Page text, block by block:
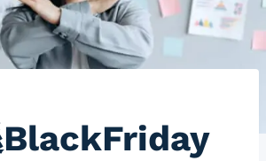
BlackFriday